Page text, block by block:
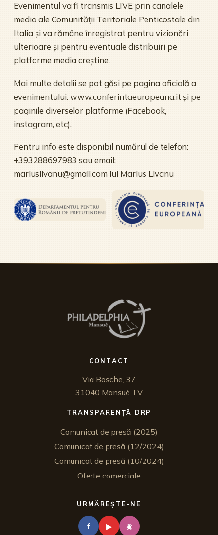
Evenimentul va fi transmis LIVE prin canalele
media ale Comunității Teritoriale Penticostale din
Italia și va rămâne înregistrat pentru vizionări
ulterioare și pentru eventuale distribuiri pe
platforme media creștine.
Mai multe detalii se pot găsi pe pagina oficială a
evenimentului: www.conferintaeuropeana.it și pe
paginile diverselor platforme (Facebook,
instagram, etc).
Pentru info este disponibil numărul de telefon:
+393288697983 sau email:
mariuslivanu@gmail.com lui Marius Livanu
CONTACT
Via Bosche, 37
31040 Mansuè TV
TRANSPARENȚĂ DRP
Comunicat de presă (2025)
Comunicat de presă (12/2024)
Comunicat de presă (10/2024)
Oferte comerciale
URMĂREȘTE-NE
f ▶ ◉